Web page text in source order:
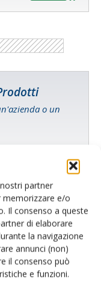
partner
e/o
Il consenso a queste
di elaborare
la navigazione
annunci (non)
il consenso può
e funzioni.
o un